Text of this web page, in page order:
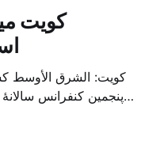
کویت
کویت: الشرق الأوسط
پنجمین کنفرانس
متخصص از شرکت‌های